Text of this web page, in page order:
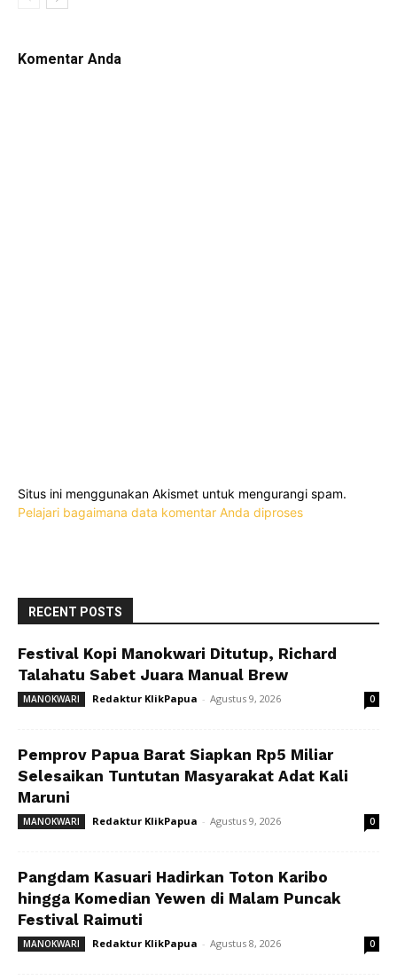
Komentar Anda
Situs ini menggunakan Akismet untuk mengurangi spam.
Pelajari bagaimana data komentar Anda diproses
RECENT POSTS
Festival Kopi Manokwari Ditutup, Richard
Talahatu Sabet Juara Manual Brew
MANOKWARI Redaktur KlikPapua - Agustus 9, 2026 0
Pemprov Papua Barat Siapkan Rp5 Miliar
Selesaikan Tuntutan Masyarakat Adat Kali
Maruni
MANOKWARI Redaktur KlikPapua - Agustus 9, 2026 0
Pangdam Kasuari Hadirkan Toton Karibo
hingga Komedian Yewen di Malam Puncak
Festival Raimuti
MANOKWARI Redaktur KlikPapua - Agustus 8, 2026 0